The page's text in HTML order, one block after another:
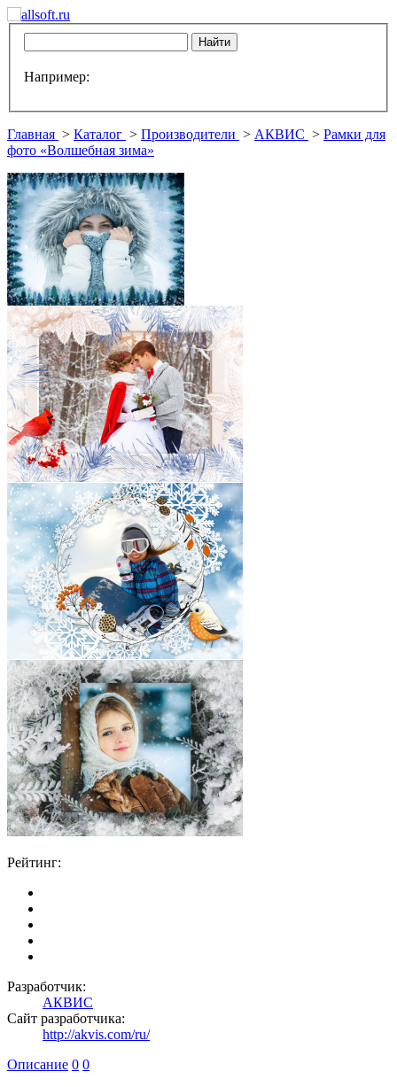
Например:
Главная > Каталог > Производители > АКВИС > Рамки для
фото «Волшебная зима»
Рейтинг:
Разработчик:
АКВИС
Сайт разработчика:
http://akvis.com/ru/
Описание 0 0